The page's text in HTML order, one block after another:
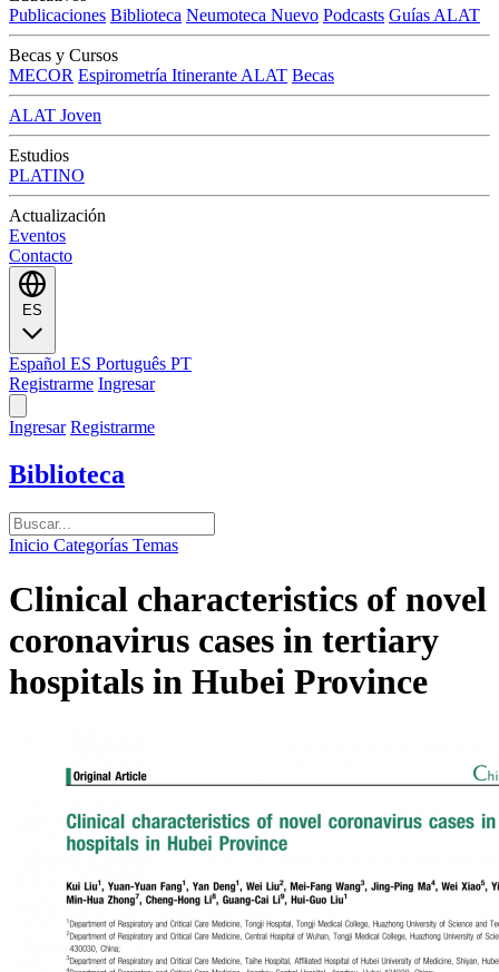
Publicaciones Biblioteca Neumoteca Nuevo Podcasts Guías ALAT
Becas y Cursos
MECOR Espirometría Itinerante ALAT Becas
ALAT Joven
Estudios
PLATINO
Actualización
Eventos
Contacto
ES
Español ES Português PT
Registrarme Ingresar
Ingresar Registrarme
Biblioteca
Inicio Categorías Temas
Clinical characteristics of novel
coronavirus cases in tertiary
hospitals in Hubei Province